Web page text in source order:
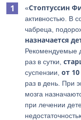
«Стоптуссин
активностью. В
чабреца,
назначается
Рекомендуемые
раз в сутки,
суспензии,от
раз в день. При
мозга
при лечении